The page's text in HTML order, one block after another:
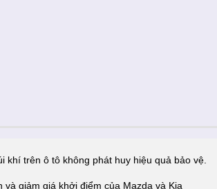
khí trên ô tô không phát huy hiệu quả bảo vệ.
giảm giá khởi điểm của Mazda và Kia